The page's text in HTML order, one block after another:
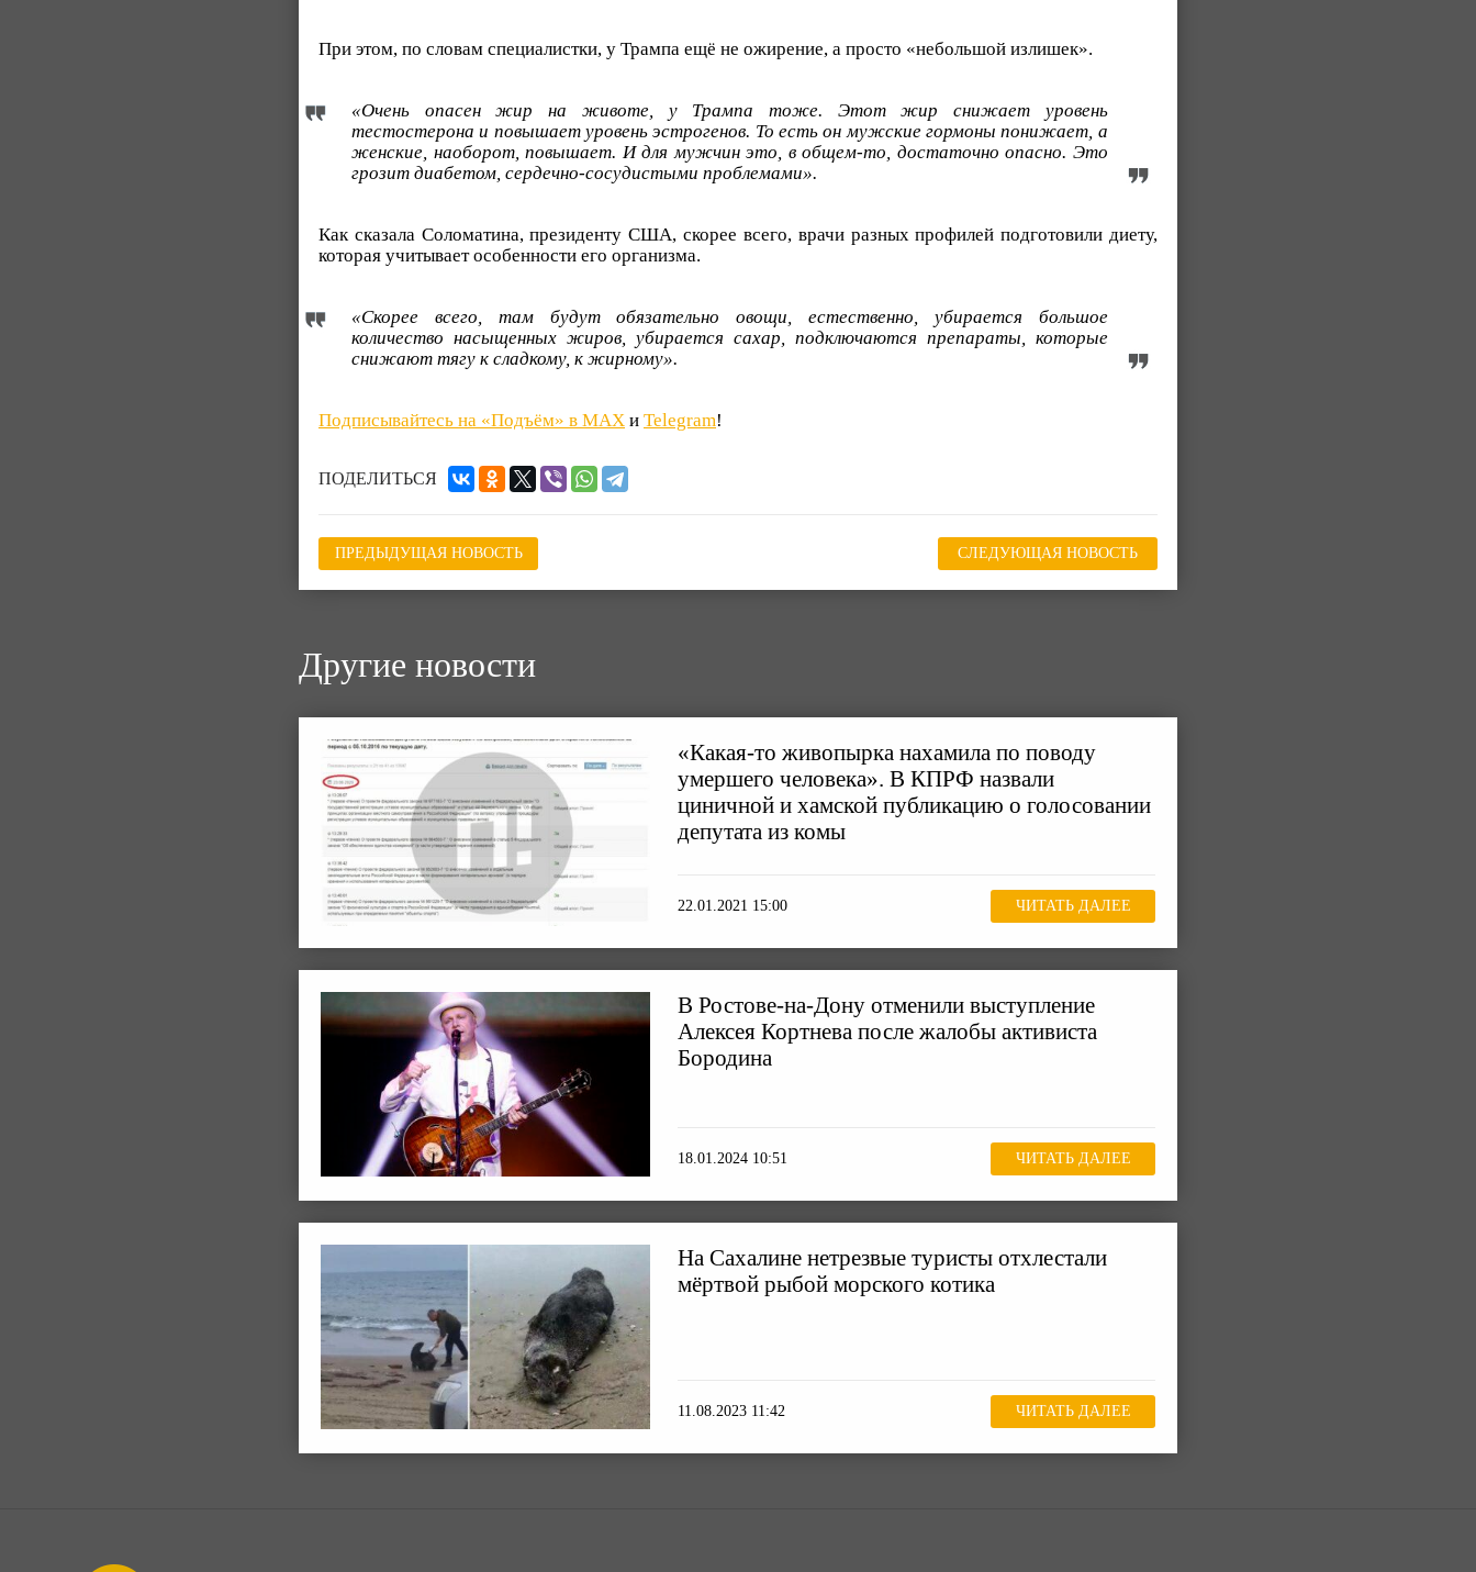
При этом, по словам специалистки, у Трампа ещё не ожирение, а просто «небольшой излишек».
«Очень опасен жир на животе, у Трампа тоже. Этот жир снижает уровень
тестостерона и повышает уровень эстрогенов. То есть он мужские гормоны понижает, а
женские, наоборот, повышает. И для мужчин это, в общем-то, достаточно опасно. Это
грозит диабетом, сердечно-сосудистыми проблемами».
Как сказала Соломатина, президенту США, скорее всего, врачи разных профилей подготовили диету,
которая учитывает особенности его организма.
«Скорее всего, там будут обязательно овощи, естественно, убирается большое
количество насыщенных жиров, убирается сахар, подключаются препараты, которые
снижают тягу к сладкому, к жирному».
Подписывайтесь на «Подъём» в MAX и Telegram!
ПОДЕЛИТЬСЯ
ПРЕДЫДУЩАЯ НОВОСТЬ СЛЕДУЮЩАЯ НОВОСТЬ
Другие новости
«Какая-то живопырка нахамила по поводу
умершего человека». В КПРФ назвали
циничной и хамской публикацию о голосовании
депутата из комы
22.01.2021 15:00 ЧИТАТЬ ДАЛЕЕ
В Ростове-на-Дону отменили выступление
Алексея Кортнева после жалобы активиста
Бородина
18.01.2024 10:51 ЧИТАТЬ ДАЛЕЕ
На Сахалине нетрезвые туристы отхлестали
мёртвой рыбой морского котика
11.08.2023 11:42 ЧИТАТЬ ДАЛЕЕ